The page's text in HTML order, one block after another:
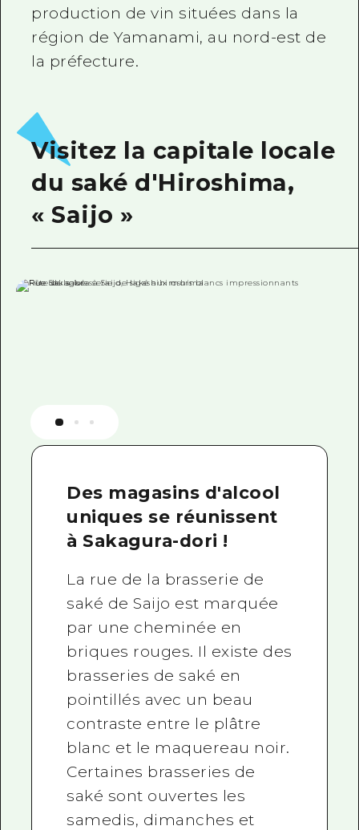
Vidéo d'Hiroshima
FAQ
Brochure touristique
production de vin situées dans la
région de Yamanami, au nord-est de
la préfecture.
Visitez la capitale locale
du saké d'Hiroshima,
« Saijo »
Des magasins d'alcool
uniques se réunissent
à Sakagura-dori !
La rue de la brasserie de
saké de Saijo est marquée
par une cheminée en
briques rouges. Il existe des
brasseries de saké en
pointillés avec un beau
contraste entre le plâtre
blanc et le maquereau noir.
Certaines brasseries de
saké sont ouvertes les
samedis, dimanches et